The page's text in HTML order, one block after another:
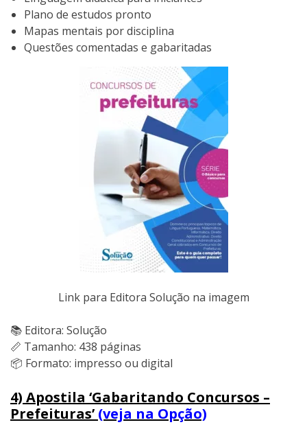
Plano de estudos pronto
Mapas mentais por disciplina
Questões comentadas e gabaritadas
Link para Editora Solução na imagem
📚 Editora: Solução
📏 Tamanho: 438 páginas
📦 Formato: impresso ou digital
4) Apostila ‘Gabaritando Concursos –
Prefeituras’ (veja na Opção)